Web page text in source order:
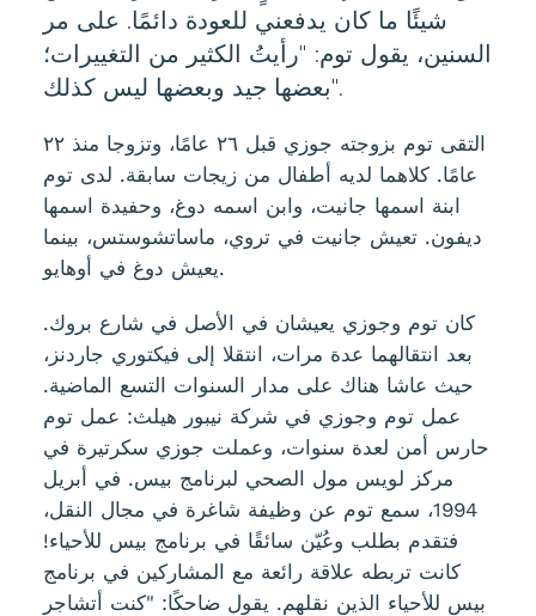
شيئًا ما كان يدفعني للعودة دائمًا. على مر
السنين، يقول توم: "رأيتُ الكثير من التغييرات؛
بعضها جيد وبعضها ليس كذلك".
التقى توم بزوجته جوزي قبل ٢٦ عامًا، وتزوجا منذ ٢٢
عامًا. كلاهما لديه أطفال من زيجات سابقة. لدى توم
ابنة اسمها جانيت، وابن اسمه دوغ، وحفيدة اسمها
ديفون. تعيش جانيت في تروي، ماساتشوستس، بينما
يعيش دوغ في أوهايو.
كان توم وجوزي يعيشان في الأصل في شارع بروك.
بعد انتقالهما عدة مرات، انتقلا إلى فيكتوري جاردنز،
حيث عاشا هناك على مدار السنوات التسع الماضية.
عمل توم وجوزي في شركة نيبور هيلث: عمل توم
حارس أمن لعدة سنوات، وعملت جوزي سكرتيرة في
مركز لويس مول الصحي لبرنامج بيس. في أبريل
1994، سمع توم عن وظيفة شاغرة في مجال النقل،
فتقدم بطلب وعُيّن سائقًا في برنامج بيس للأحياء!
كانت تربطه علاقة رائعة مع المشاركين في برنامج
بيس للأحياء الذين نقلهم. يقول ضاحكًا: "كنت أتشاجر